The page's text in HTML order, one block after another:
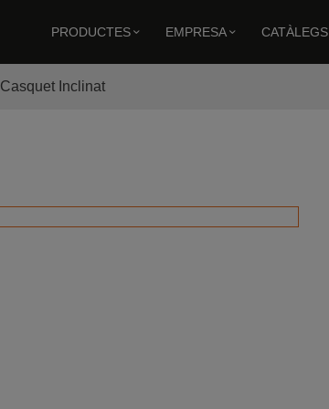
PRODUCTES EMPRESA CATÀLEGS
Casquet Inclinat